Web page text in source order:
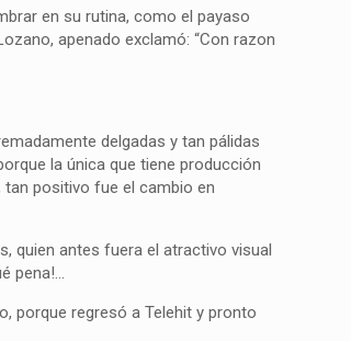
en su rutina, como el payaso
apenado exclamó: “Con razon
delgadas y tan pálidas
la única que tiene producción
tan positivo fue el cambio en
quien antes fuera el atractivo visual
pena!…
porque regresó a Telehit y pronto